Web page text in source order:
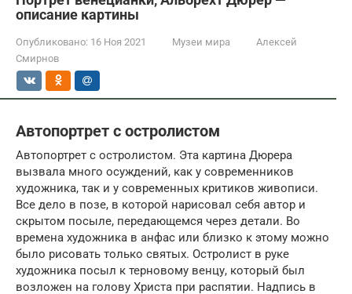
описание картины
Опубликовано: 16 Ноя 2021 Музеи мира
Алексей
Смирнов
Автопортрет с остролистом
Автопортрет с остролистом. Эта картина Дюрера
вызвала много осуждений, как у современников
художника, так и у современных критиков живописи.
Все дело в позе, в которой нарисовал себя автор и
скрытом посыле, передающемся через детали. Во
времена художника в анфас или близко к этому можно
было рисовать только святых. Остролист в руке
художника посыл к терновому венцу, который был
возложен на голову Христа при распятии. Надпись в